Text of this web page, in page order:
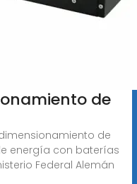
de
de
energía con baterías
Federal Alemán